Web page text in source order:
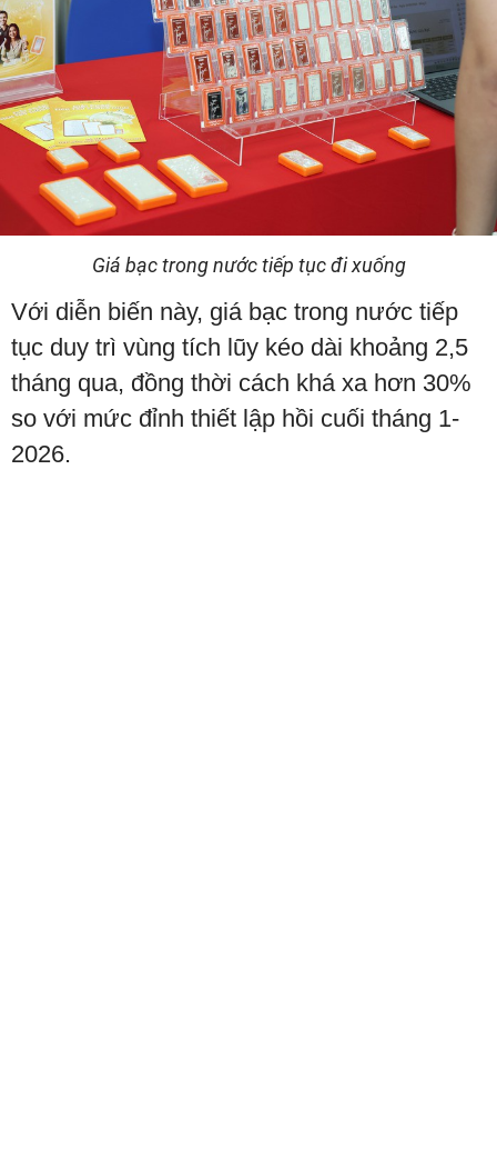
Giá bạc trong nước tiếp tục đi xuống
Với diễn biến này, giá bạc trong nước tiếp
tục duy trì vùng tích lũy kéo dài khoảng 2,5
tháng qua, đồng thời cách khá xa hơn 30%
so với mức đỉnh thiết lập hồi cuối tháng 1-
2026.